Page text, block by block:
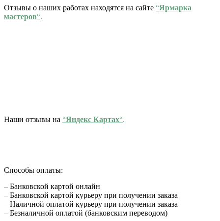
Отзывы о наших работах находятся на сайте “Ярмарка
мастеров“.
Наши отзывы на “Яндекс Картах“.
Способы оплаты:
– Банковской картой онлайн
– Банковской картой курьеру при получении заказа
– Наличной оплатой курьеру при получении заказа
– Безналичной оплатой (банковским переводом)